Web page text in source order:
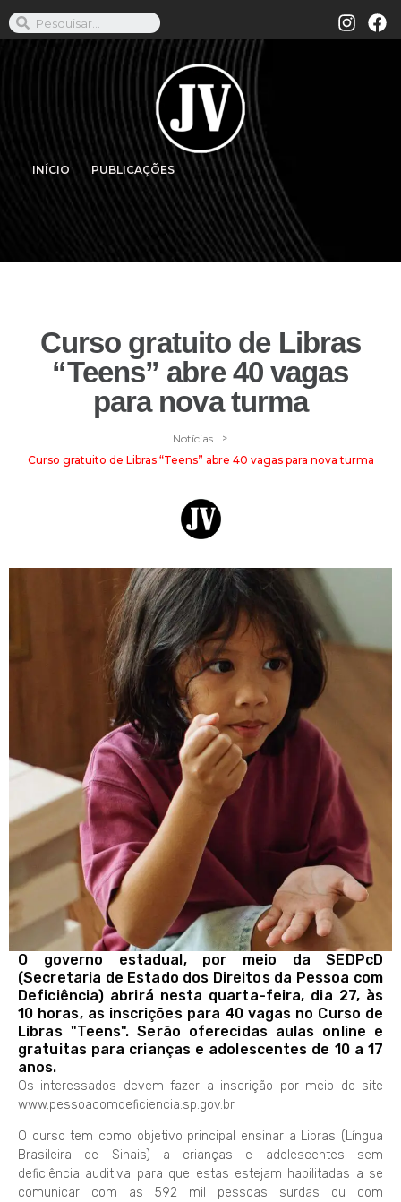
INÍCIO PUBLICAÇÕES
Curso gratuito de Libras
“Teens” abre 40 vagas
para nova turma
Notícias >
Curso gratuito de Libras “Teens” abre 40 vagas para nova turma
O governo estadual, por meio da SEDPcD
(Secretaria de Estado dos Direitos da Pessoa com
Deficiência) abrirá nesta quarta-feira, dia 27, às
10 horas, as inscrições para 40 vagas no Curso de
Libras "Teens". Serão oferecidas aulas online e
gratuitas para crianças e adolescentes de 10 a 17
anos.
Os interessados devem fazer a inscrição por meio do site
www.pessoacomdeficiencia.sp.gov.br.
O curso tem como objetivo principal ensinar a Libras (Língua
Brasileira de Sinais) a crianças e adolescentes sem
deficiência auditiva para que estas estejam habilitadas a se
comunicar com as 592 mil pessoas surdas ou com